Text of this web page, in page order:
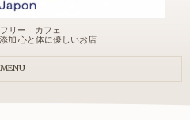
フリー カフェ
加 心と体に優しいお店
MENU